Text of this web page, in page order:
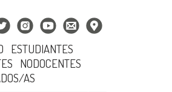
ESTUDIANTES
NODOCENTES
AS